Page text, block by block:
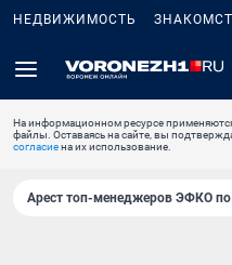
НЕДВИЖИМОСТЬ
На информационном ресурсе
файлы. Оставаясь на сайте, вы
согласиена их использование.
Арест топ-менеджеров ЭФКО